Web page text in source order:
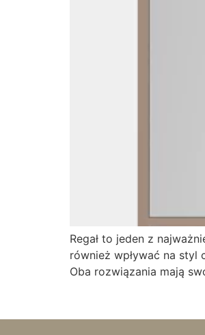
Regał to jeden z
również wpływać na styl
Oba rozwiązania mają